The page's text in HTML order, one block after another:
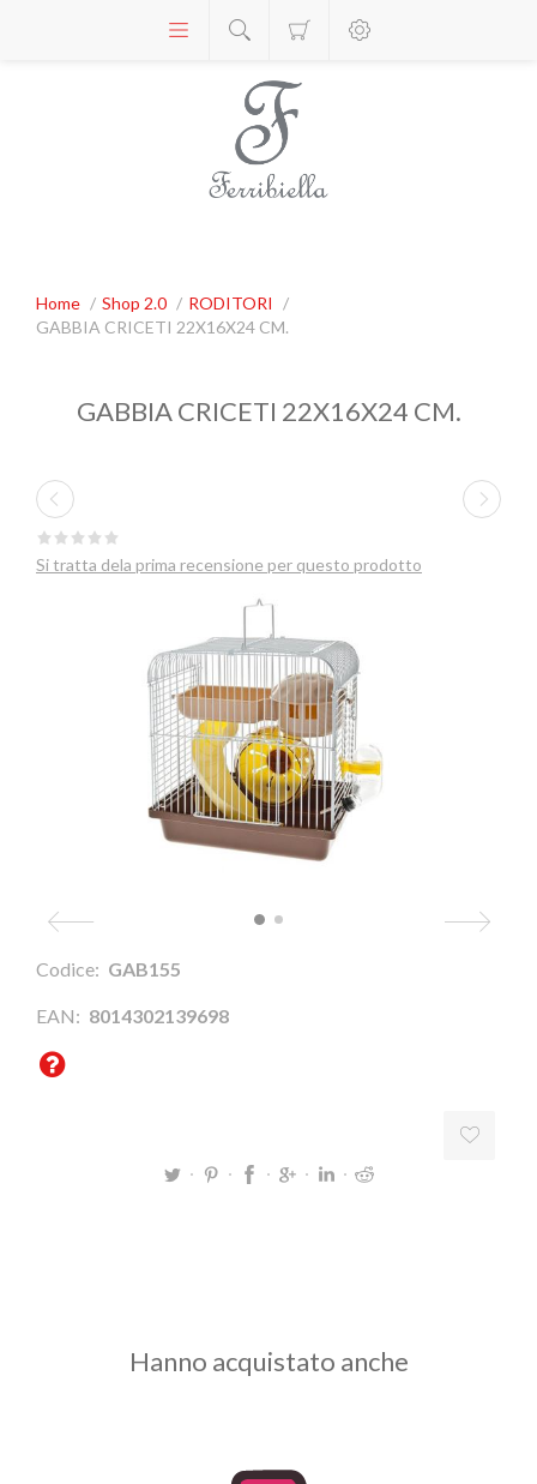
Home / Shop 2.0 / RODITORI
/
GABBIA CRICETI 22X16X24 CM.
GABBIA CRICETI 22X16X24 CM.
Si tratta dela prima recensione per questo prodotto
Codice: GAB155
EAN: 8014302139698
Hanno acquistato anche